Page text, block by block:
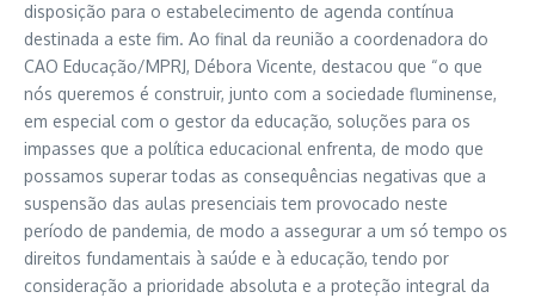
disposição para o estabelecimento de agenda contínua
destinada a este fim. Ao final da reunião a coordenadora do
CAO Educação/MPRJ, Débora Vicente, destacou que “o que
nós queremos é construir, junto com a sociedade fluminense,
em especial com o gestor da educação, soluções para os
impasses que a política educacional enfrenta, de modo que
possamos superar todas as consequências negativas que a
suspensão das aulas presenciais tem provocado neste
período de pandemia, de modo a assegurar a um só tempo os
direitos fundamentais à saúde e à educação, tendo por
consideração a prioridade absoluta e a proteção integral da